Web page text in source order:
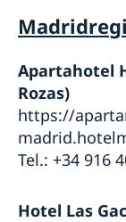
Apartahotel
Rozas)
https://
Tel.: +34 916
Hotel Las